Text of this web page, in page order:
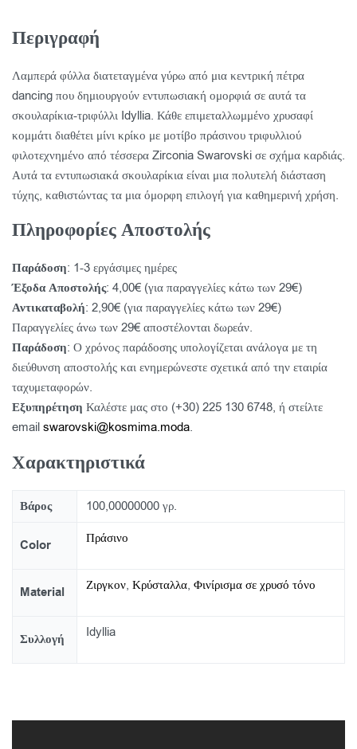
Περιγραφή
Λαμπερά φύλλα διατεταγμένα γύρω από μια κεντρική πέτρα
dancing που δημιουργούν εντυπωσιακή ομορφιά σε αυτά τα
σκουλαρίκια-τριφύλλι Idyllia. Κάθε επιμεταλλωμμένο χρυσαφί
κομμάτι διαθέτει μίνι κρίκο με μοτίβο πράσινου τριφυλλιού
φιλοτεχνημένο από τέσσερα Zirconia Swarovski σε σχήμα καρδιάς.
Αυτά τα εντυπωσιακά σκουλαρίκια είναι μια πολυτελή διάσταση
τύχης, καθιστώντας τα μια όμορφη επιλογή για καθημερινή χρήση.
Πληροφορίες Αποστολής
Παράδοση: 1-3 εργάσιμες ημέρες
Έξοδα Αποστολής: 4,00€ (για παραγγελίες κάτω των 29€)
Αντικαταβολή: 2,90€ (για παραγγελίες κάτω των 29€)
Παραγγελίες άνω των 29€ αποστέλονται δωρεάν.
Παράδοση: Ο χρόνος παράδοσης υπολογίζεται ανάλογα με τη
διεύθυνση αποστολής και ενημερώνεστε σχετικά από την εταιρία
ταχυμεταφορών.
Εξυπηρέτηση Καλέστε μας στο (+30) 225 130 6748, ή στείλτε
email swarovski@kosmima.moda.
Χαρακτηριστικά
Βάρος 100,00000000 γρ.
Color Πράσινο
Material Ζιργκον,Κρύσταλλα,Φινίρισμα σε χρυσό τόνο
Συλλογή Idyllia